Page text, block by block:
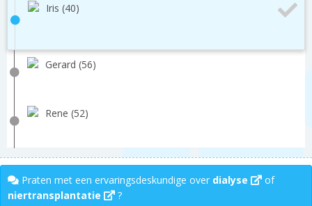
Iris (40)
Gerard (56)
Rene (52)
Praten met een ervaringsdeskundige over dialyse
of
niertransplantatie
?